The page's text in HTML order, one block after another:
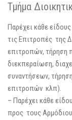
Τμήμα
Παρέχει κάθε
τις Επιτροπές της
επιτροπών, τήρηση
διεκπεραίωση,
συναντήσεων,
επιτροπών κλπ).
– Παρέχει κάθε
προς τους